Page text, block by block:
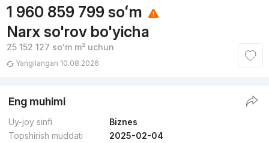
1 960 859 799 soʻm
Narx so'rov bo'yicha
25 152 127 soʻmm² uchun
Yangilangan 10.08.2026
Eng muhimi
Uy-joy sinfi
Biznes
Topshirish muddati
2025-02-04